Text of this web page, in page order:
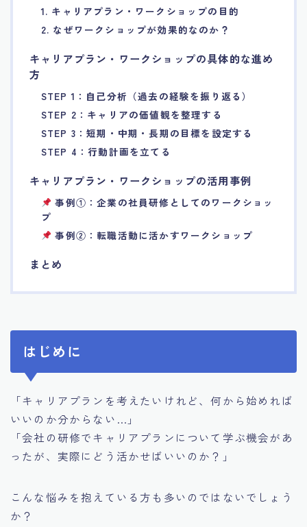
8.非公開求人の魅力
11.転職相談で分かる自分の強み
13.キャリアアップする為の戦略
14.エージェント利用者の成功事例集
1. キャリアプラン・ワークショップの目的
2. なぜワークショップが効果的なのか？
キャリアプラン・ワークショップの具体的な進め
方
STEP 1：自己分析（過去の経験を振り返る）
STEP 2：キャリアの価値観を整理する
STEP 3：短期・中期・長期の目標を設定する
STEP 4：行動計画を立てる
キャリアプラン・ワークショップの活用事例
事例①：企業の社員研修としてのワークショッ
プ
事例②：転職活動に活かすワークショップ
まとめ
はじめに
「キャリアプランを考えたいけれど、何から始めれば
いいのか分からない…」
「会社の研修でキャリアプランについて学ぶ機会があ
ったが、実際にどう活かせばいいのか？」
こんな悩みを抱えている方も多いのではないでしょう
か？